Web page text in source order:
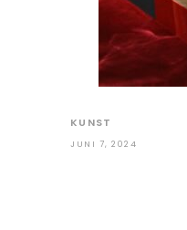
KUNST
JUNI 7, 2024